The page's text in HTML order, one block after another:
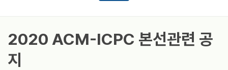
2020 ACM-ICPC 본선관련 공
지